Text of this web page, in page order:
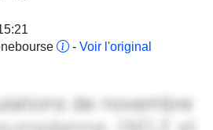
- Voir l'original